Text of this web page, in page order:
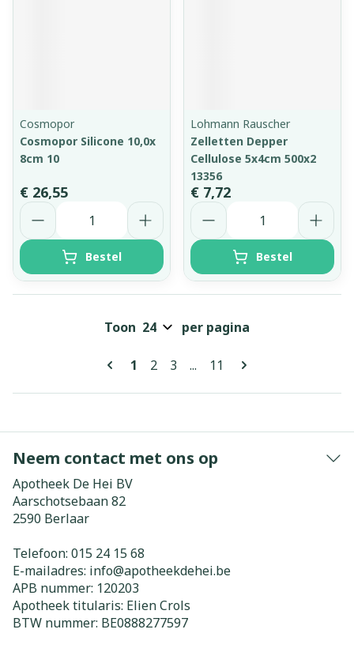
Cosmopor
Cosmopor Silicone 10,0x
8cm 10
€ 26,55
Aantal
Bestel
Lohmann Rauscher
Zelletten Depper
Cellulose 5x4cm 500x2
13356
€ 7,72
Aantal
Bestel
Pagina's
U lees momenteel pagina
1 Pagina
2 Pagina
3 ... Pagina
11
Toon per pagina
Neem contact met ons op
Apotheek De Hei BV
Aarschotsebaan 82
2590 Berlaar
Telefoon: 015 24 15 68
E-mailadres: info@apotheekdehei.be
APB nummer: 120203
Apotheek titularis: Elien Crols
BTW nummer: BE0888277597